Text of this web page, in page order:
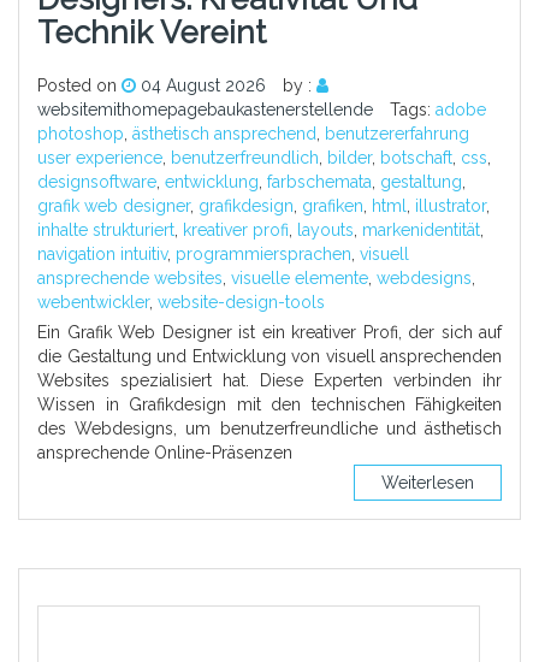
Technik Vereint
Posted on 04 August 2026
by :
websitemithomepagebaukastenerstellende
Tags: adobe
photoshop, ästhetisch ansprechend, benutzererfahrung
user experience, benutzerfreundlich, bilder, botschaft, css,
designsoftware, entwicklung, farbschemata, gestaltung,
grafik web designer, grafikdesign, grafiken, html, illustrator,
inhalte strukturiert, kreativer profi, layouts, markenidentität,
navigation intuitiv, programmiersprachen, visuell
ansprechende websites, visuelle elemente, webdesigns,
webentwickler, website-design-tools
Ein Grafik Web Designer ist ein kreativer Profi, der sich auf
die Gestaltung und Entwicklung von visuell ansprechenden
Websites spezialisiert hat. Diese Experten verbinden ihr
Wissen in Grafikdesign mit den technischen Fähigkeiten
des Webdesigns, um benutzerfreundliche und ästhetisch
ansprechende Online-Präsenzen
Weiterlesen